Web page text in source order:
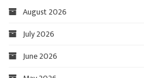
August 2026
July 2026
June 2026